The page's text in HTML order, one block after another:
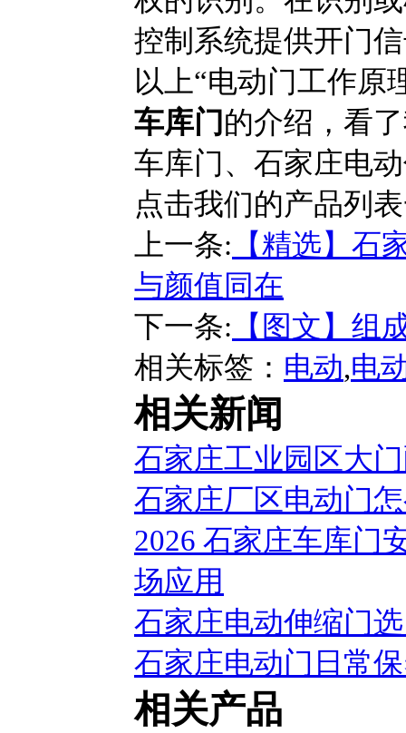
控制系统提供开门
以上“电动门工作原
车库门 的介绍，看
车库门、石家庄电
点击我们的产品列
上一条: 【精选】石
与颜值同在
下一条: 【图文】组
相关标签： 电动,电
相关新闻
石家庄工业园区大
石家庄厂区电动门
2026 石家庄车库门
场应用
石家庄电动伸缩门
石家庄电动门日常
相关产品